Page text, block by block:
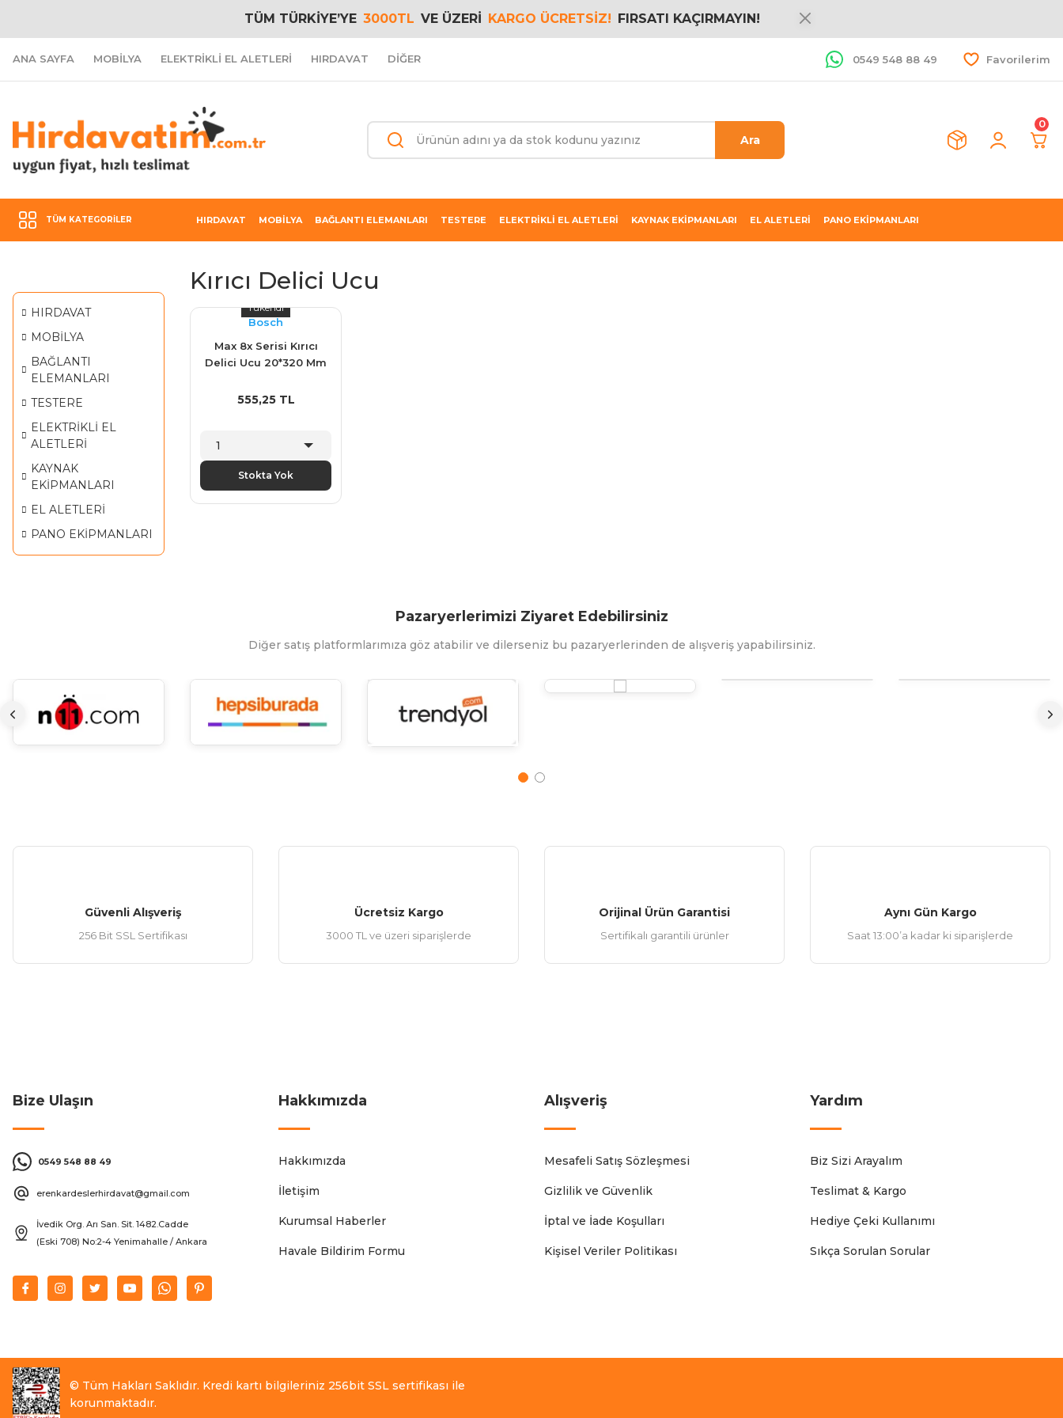
TÜM TÜRKİYE’YE 3000TL VE ÜZERİ KARGO ÜCRETSİZ! FIRSATI KAÇIRMAYIN!
ANA SAYFA MOBİLYA ELEKTRİKLİ EL ALETLERİ HIRDAVAT DİĞER 0549 548 88 49 Favorilerim
Ara
0
TÜM KATEGORILER HIRDAVAT MOBİLYA BAĞLANTI ELEMANLARI TESTERE ELEKTRİKLİ EL ALETLERİ KAYNAK EKİPMANLARI EL ALETLERİ PANO EKİPMANLARI
HIRDAVAT
MOBİLYA
BAĞLANTI
ELEMANLARI
TESTERE
ELEKTRİKLİ EL
ALETLERİ
KAYNAK
EKİPMANLARI
EL ALETLERİ
PANO EKİPMANLARI
Kırıcı Delici Ucu
Tükendi
Bosch
Max 8x Serisi Kırıcı
Delici Ucu 20*320 Mm
555,25 TL
Stokta Yok
Pazaryerlerimizi Ziyaret Edebilirsiniz
Diğer satış platformlarımıza göz atabilir ve dilerseniz bu pazaryerlerinden de alışveriş yapabilirsiniz.
Güvenli Alışveriş
256 Bit SSL Sertifikası
Ücretsiz Kargo
3000 TL ve üzeri siparişlerde
Orijinal Ürün Garantisi
Sertifikalı garantili ürünler
Aynı Gün Kargo
Saat 13:00’a kadar ki siparişlerde
Bize Ulaşın
0549 548 88 49
erenkardeslerhirdavat@gmail.com
İvedik Org. Arı San. Sit. 1482.Cadde
(Eski 708) No:2-4 Yenimahalle / Ankara
Hakkımızda
Hakkımızda
İletişim
Kurumsal Haberler
Havale Bildirim Formu
Alışveriş
Mesafeli Satış Sözleşmesi
Gizlilik ve Güvenlik
İptal ve İade Koşulları
Kişisel Veriler Politikası
Yardım
Biz Sizi Arayalım
Teslimat & Kargo
Hediye Çeki Kullanımı
Sıkça Sorulan Sorular
© Tüm Hakları Saklıdır. Kredi kartı bilgileriniz 256bit SSL sertifikası ile
korunmaktadır.